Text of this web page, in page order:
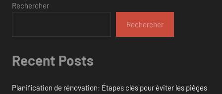
Rechercher
Rechercher
Recent Posts
Planification de rénovation: Étapes clés pour éviter les pièges